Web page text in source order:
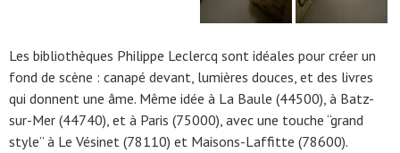
Les bibliothèques Philippe Leclercq sont idéales pour créer un
fond de scène : canapé devant, lumières douces, et des livres
qui donnent une âme. Même idée à La Baule (44500), à Batz-
sur-Mer (44740), et à Paris (75000), avec une touche “grand
style” à Le Vésinet (78110) et Maisons-Laffitte (78600).